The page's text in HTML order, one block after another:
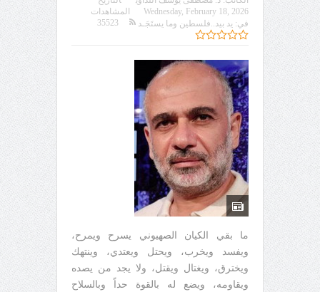
Wednesday, February 18, 2026
في: يد بيد..فلسطين وما يستَجَـد
المشاهدات
35523
ما بقي الكيان الصهيوني يسرح ويمرح،
ويفسد ويخرب، ويحتل ويعتدي، وينتهك
ويخترق، ويغتال ويقتل، ولا يجد من يصده
ويقاومه، ويضع له بالقوة حداً وبالسلاح